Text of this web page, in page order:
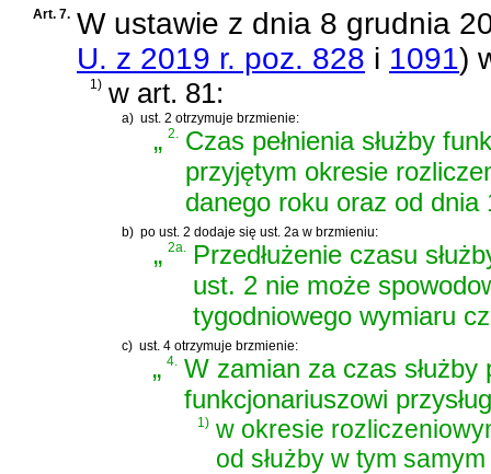
Art. 7. W ustawie z dnia 8 grudnia
U. z 2019 r. poz. 828 i 1091)
1) w art. 81:
a) ust. 2 otrzymuje brzmienie:
„2. Czas pełnienia służby
przyjętym okresie
danego roku oraz od
b) po ust. 2 dodaje się ust. 2a w brzmieniu:
„2a. Przedłużenie czasu
ust. 2 nie może
tygodniowego wymiaru
c) ust. 4 otrzymuje brzmienie:
„4. W zamian za czas
funkcjonariuszowi
1) w okresie
od służby w tym